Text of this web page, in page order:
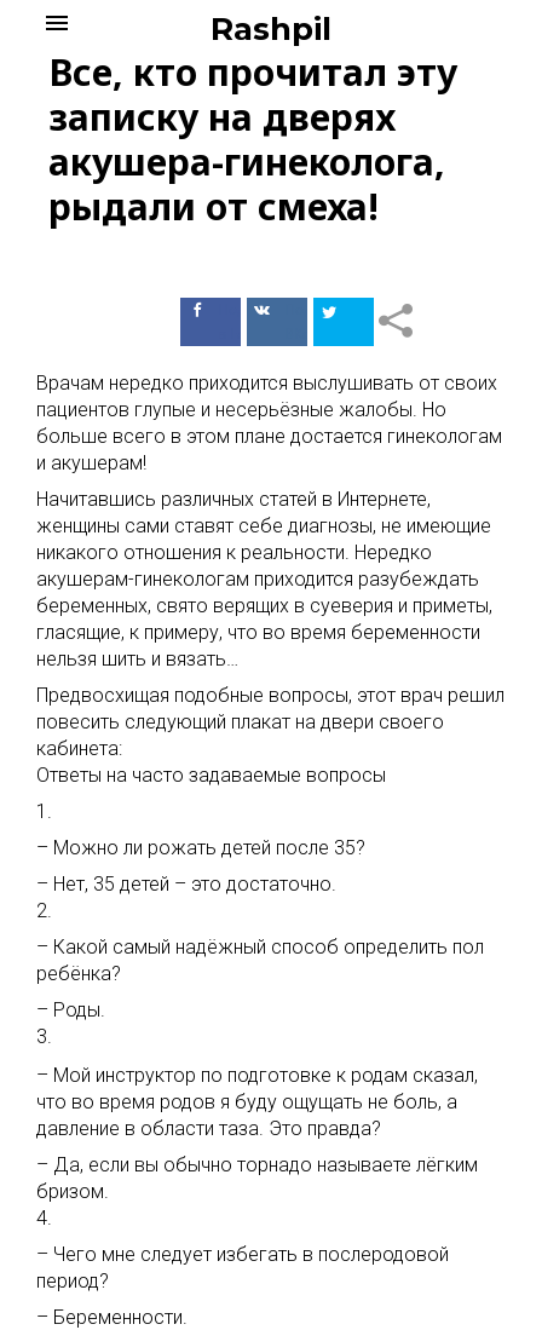
content
Rashpil
menu
Все, кто прочитал эту
записку на дверях
акушера-гинеколога,
рыдали от смеха!
ПоделитьсяПоделиться
Врачам нередко приходится выслушивать от своих
пациентов глупые и несерьёзные жалобы. Но
больше всего в этом плане достается гинекологам
и акушерам!
Начитавшись различных статей в Интернете,
женщины сами ставят себе диагнозы, не имеющие
никакого отношения к реальности. Нередко
акушерам-гинекологам приходится разубеждать
беременных, свято верящих в суеверия и приметы,
гласящие, к примеру, что во время беременности
нельзя шить и вязать…
Предвосхищая подобные вопросы, этот врач решил
повесить следующий плакат на двери своего
кабинета:
Ответы на часто задаваемые вопросы
1.
– Можно ли рожать детей после 35?
– Нет, 35 детей – это достаточно.
2.
– Какой самый надёжный способ определить пол
ребёнка?
– Роды.
3.
– Мой инструктор по подготовке к родам сказал,
что во время родов я буду ощущать не боль, а
давление в области таза. Это правда?
– Да, если вы обычно торнадо называете лёгким
бризом.
4.
– Чего мне следует избегать в послеродовой
период?
– Беременности.